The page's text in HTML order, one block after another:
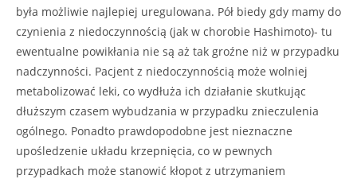
była możliwie najlepiej uregulowana. Pół biedy gdy mamy do
czynienia z niedoczynnością (jak w chorobie Hashimoto)- tu
ewentualne powikłania nie są aż tak groźne niż w przypadku
nadczynności. Pacjent z niedoczynnością może wolniej
metabolizować leki, co wydłuża ich działanie skutkując
dłuższym czasem wybudzania w przypadku znieczulenia
ogólnego. Ponadto prawdopodobne jest nieznaczne
upośledzenie układu krzepnięcia, co w pewnych
przypadkach może stanowić kłopot z utrzymaniem